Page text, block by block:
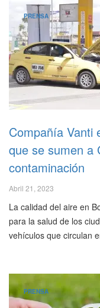
PRENSA
Compañía Vanti
que se sumen a
contaminación
Abril 21, 2023
La calidad del aire en
para la salud de los
vehículos que circulan
PRENSA